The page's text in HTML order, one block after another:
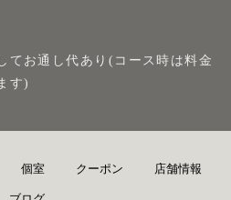
てお通し代あり(コース時は料金
す)
個室 クーポン 店舗情報